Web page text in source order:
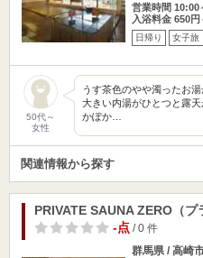
営業時間 10:00
入浴料金 650円
日帰り 女子旅
50代～
女性
うす茶色のやや濁ったお
大きい内湯がひとつと露
かぽか…
関連情報から探す
PRIVATE SAUNA ZERO（プ
-点/ 0 件
群馬県 / 高崎